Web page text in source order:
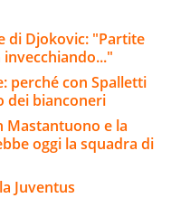
di Djokovic: "Partite
perché con Spalletti
dei bianconeri
Mastantuono e la
oggi la squadra di
Juventus